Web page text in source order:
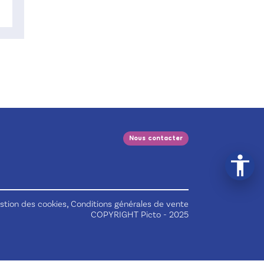
Nous contacter
des cookies, Conditions générales de vente
COPYRIGHT Picto - 2025